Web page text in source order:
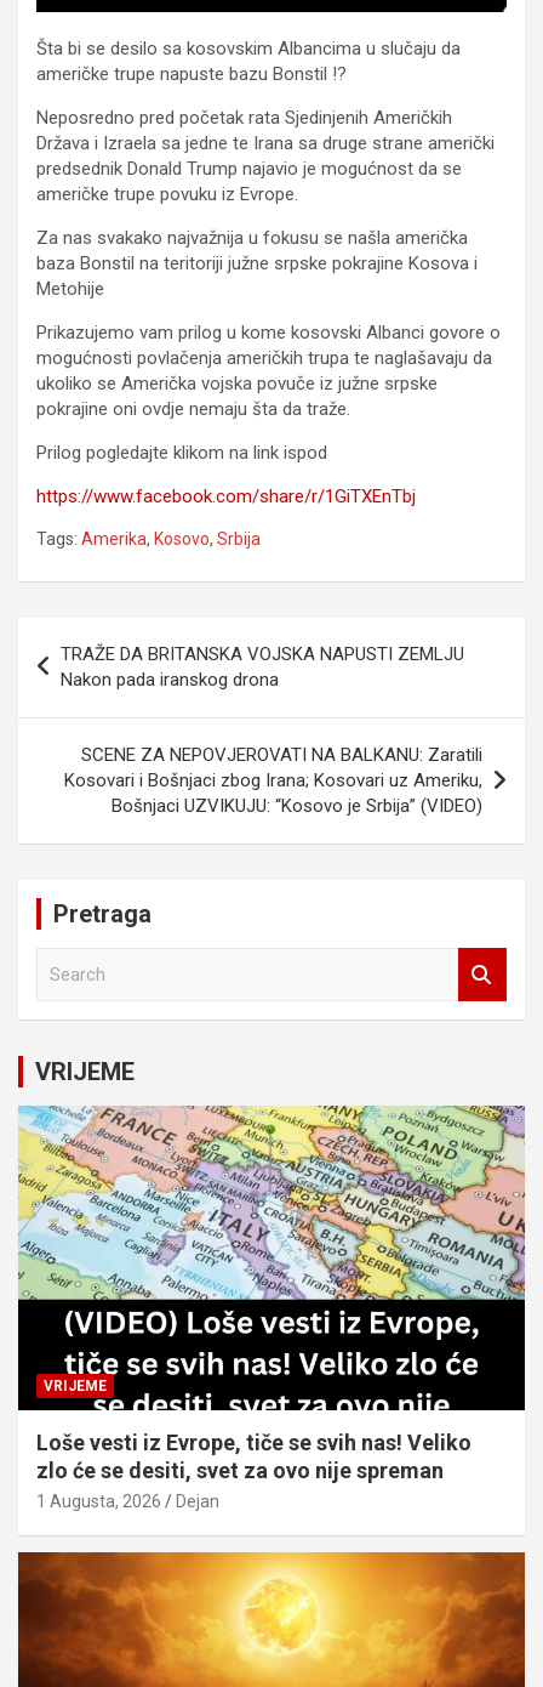
Šta bi se desilo sa kosovskim Albancima u slučaju da
američke trupe napuste bazu Bonstil !?
Neposredno pred početak rata Sjedinjenih Američkih
Država i Izraela sa jedne te Irana sa druge strane američki
predsednik Donald Trump najavio je mogućnost da se
američke trupe povuku iz Evrope.
Za nas svakako najvažnija u fokusu se našla američka
baza Bonstil na teritoriji južne srpske pokrajine Kosova i
Metohije
Prikazujemo vam prilog u kome kosovski Albanci govore o
mogućnosti povlačenja američkih trupa te naglašavaju da
ukoliko se Američka vojska povuče iz južne srpske
pokrajine oni ovdje nemaju šta da traže.
Prilog pogledajte klikom na link ispod
https://www.facebook.com/share/r/1GiTXEnTbj
Tags: Amerika, Kosovo, Srbija
Navigacija
članaka
TRAŽE DA BRITANSKA VOJSKA NAPUSTI ZEMLJU
Nakon pada iranskog drona
SCENE ZA NEPOVJEROVATI NA BALKANU: Zaratili
Kosovari i Bošnjaci zbog Irana; Kosovari uz Ameriku,
Bošnjaci UZVIKUJU: “Kosovo je Srbija” (VIDEO)
Pretraga
c
h
VRIJEME
VRIJEME
Loše vesti iz Evrope, tiče se svih nas! Veliko
zlo će se desiti, svet za ovo nije spreman
1 Augusta, 2026 Dejan